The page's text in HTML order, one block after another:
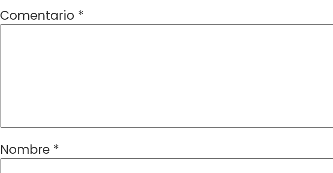
Comentario *
Nombre *